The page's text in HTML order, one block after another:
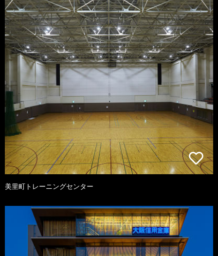
美里町トレーニングセンター